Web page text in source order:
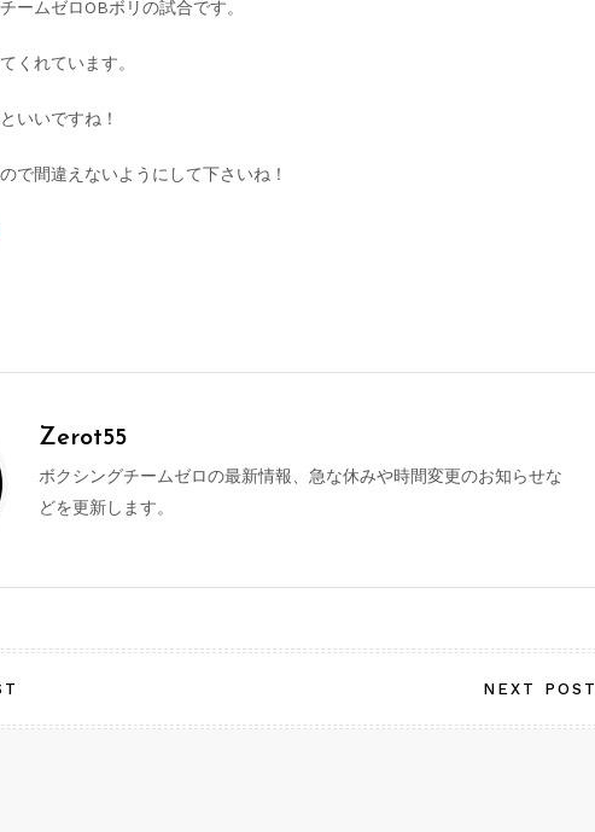
ームゼロOBボリの試合です。
くれています。
いいですね！
で間違えないようにして下さいね！
Zerot55
ボクシングチームゼロの最新情報、急な休みや時間変更のお知らせな
どを更新します。
NEXT POST